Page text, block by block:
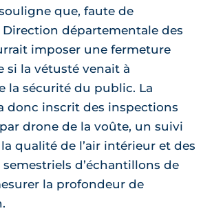
que, faute de
départementale des
imposer une fermeture
si la vétusté venait à
la sécurité du public. La
donc inscrit des inspections
drone de la voûte, un suivi
qualité de l’air intérieur et des
d’échantillons de
la profondeur de